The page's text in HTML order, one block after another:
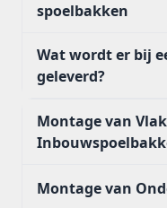
spoelbakken
Wat wordt er bij
geleverd?
Montage van
Montage van